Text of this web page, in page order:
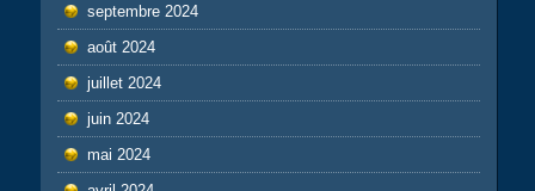
septembre 2024
août 2024
juillet 2024
juin 2024
mai 2024